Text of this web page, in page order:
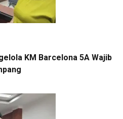
KM Barcelona 5A Wajib